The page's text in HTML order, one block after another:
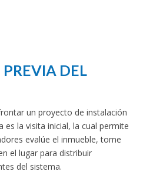
DEL
un proyecto de instalación
es la visita inicial, la cual permite
evalúe el inmueble, tome
el lugar para distribuir
del sistema.